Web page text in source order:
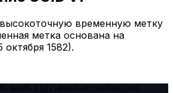
временную метку
метка основана на
октября 1582).